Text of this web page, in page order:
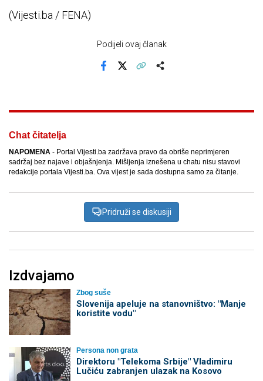
(Vijesti.ba / FENA)
Podijeli ovaj članak
Chat čitatelja
NAPOMENA - Portal Vijesti.ba zadržava pravo da obriše neprimjeren
sadržaj bez najave i objašnjenja. Mišljenja iznešena u chatu nisu stavovi
redakcije portala Vijesti.ba. Ova vijest je sada dostupna samo za čitanje.
Pridruži se diskusiji
Izdvajamo
Zbog suše
Slovenija apeluje na stanovništvo: "Manje
koristite vodu"
Persona non grata
Direktoru "Telekoma Srbije" Vladimiru
Lučiću zabranjen ulazak na Kosovo